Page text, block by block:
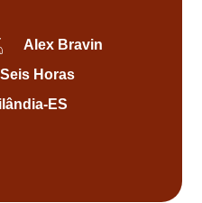
Alex Bravin
Horas
ES